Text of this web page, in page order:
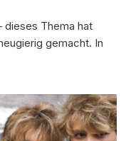
dieses Thema hat
gemacht. In